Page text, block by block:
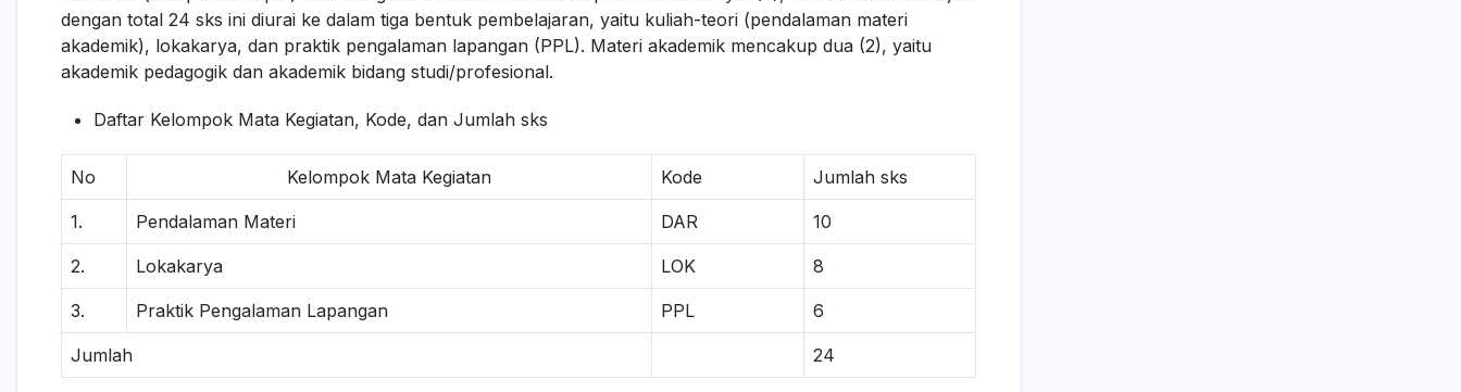
dengan total 24 sks ini diurai ke dalam tiga bentuk pembelajaran, yaitu kuliah-teori (pendalaman materi
akademik), lokakarya, dan praktik pengalaman lapangan (PPL). Materi akademik mencakup dua (2), yaitu
akademik pedagogik dan akademik bidang studi/profesional.
Daftar Kelompok Mata Kegiatan, Kode, dan Jumlah sks
No Kelompok Mata Kegiatan Kode Jumlah sks
1. Pendalaman Materi DAR 10
2. Lokakarya LOK 8
3. Praktik Pengalaman Lapangan PPL 6
Jumlah 24